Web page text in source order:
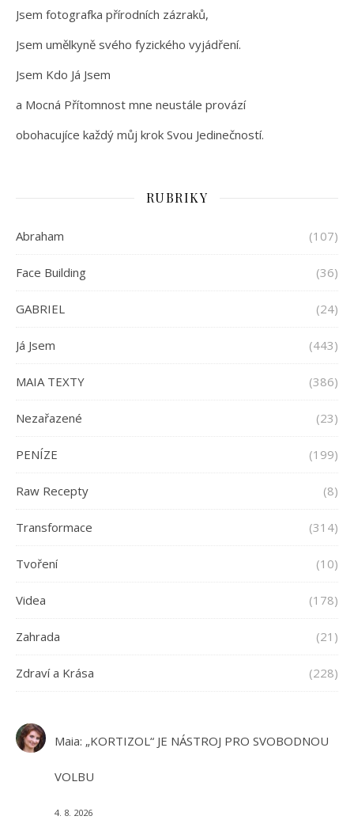
Jsem fotografka přírodních zázraků,
Jsem umělkyně svého fyzického vyjádření.
Jsem Kdo Já Jsem
a Mocná Přítomnost mne neustále provází
obohacujíce každý můj krok Svou Jedinečností.
RUBRIKY
Abraham (107)
Face Building (36)
GABRIEL (24)
Já Jsem (443)
MAIA TEXTY (386)
Nezařazené (23)
PENÍZE (199)
Raw Recepty (8)
Transformace (314)
Tvoření (10)
Videa (178)
Zahrada (21)
Zdraví a Krása (228)
Maia: „KORTIZOL“ JE NÁSTROJ PRO SVOBODNOU
VOLBU
4. 8. 2026